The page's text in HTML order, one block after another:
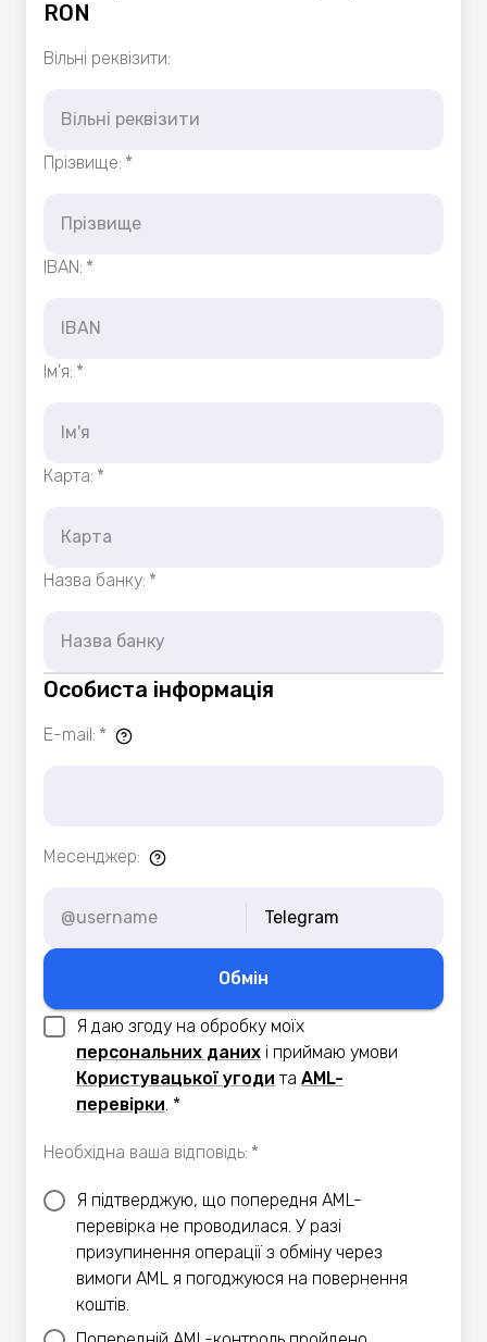
RON
Вільні реквізити:
Прізвище: *
IBAN: *
Ім'я: *
Карта: *
Назва банку: *
Особиста інформація
E-mail: *
Месенджер:
Telegram
Обмiн
Я даю згоду на обробку моїх
персональних даних i приймаю умови
Користувацької угоди та AML-
перевiрки. *
Необхідна ваша відповідь: *
Я підтверджую, що попередня AML-
перевірка не проводилася. У разі
призупинення операції з обміну через
вимоги AML я погоджуюся на повернення
коштів.